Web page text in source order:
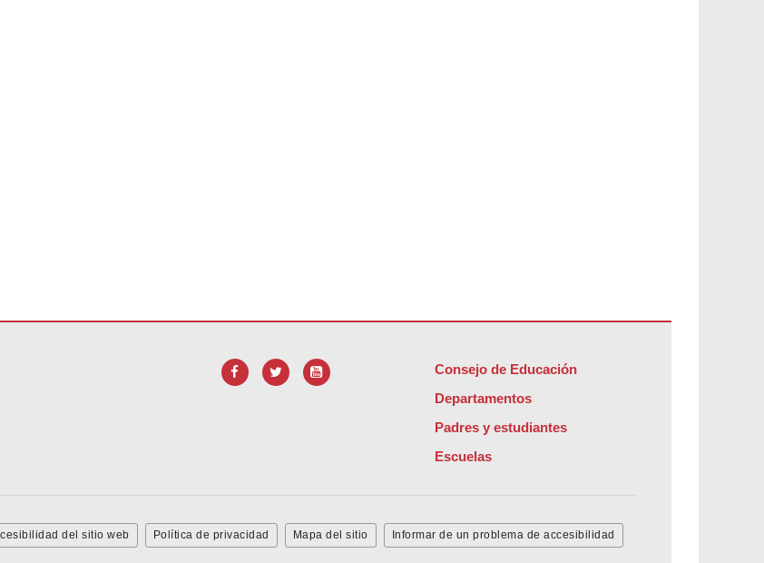
Consejo de Educación
Departamentos
Padres y estudiantes
Escuelas
del sitio web Política de privacidad Mapa del sitio Informar de un problema de accesibilidad